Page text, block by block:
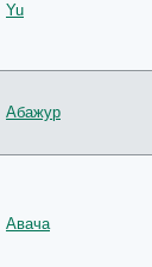
Yu
Абажур
Авача